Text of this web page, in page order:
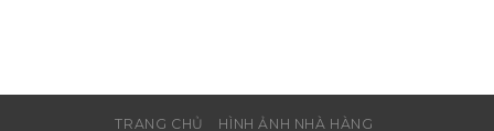
TRANG CHỦ
HÌNH ẢNH NHÀ HÀNG